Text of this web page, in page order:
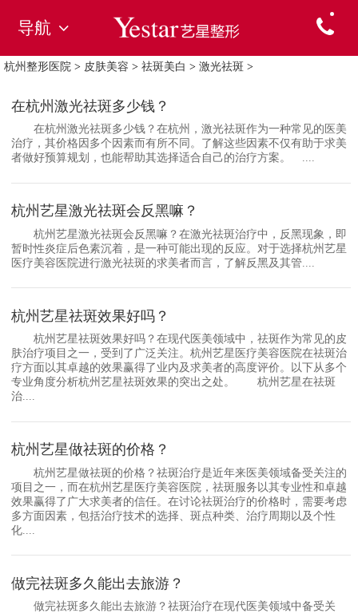
导航
杭州整形医院 > 皮肤美容 > 祛斑美白 > 激光祛斑 >
在杭州激光祛斑多少钱？
在杭州激光祛斑多少钱？在杭州，激光祛斑作为一种常见的医美
治疗，其价格因多个因素而有所不同。了解这些因素不仅有助于求美
者做好预算规划，也能帮助其选择适合自己的治疗方案。 ....
杭州艺星激光祛斑会反黑嘛？
杭州艺星激光祛斑会反黑嘛？在激光祛斑治疗中，反黑现象，即
暂时性炎症后色素沉着，是一种可能出现的反应。对于选择杭州艺星
医疗美容医院进行激光祛斑的求美者而言，了解反黑及其管....
杭州艺星祛斑效果好吗？
杭州艺星祛斑效果好吗？在现代医美领域中，祛斑作为常见的皮
肤治疗项目之一，受到了广泛关注。杭州艺星医疗美容医院在祛斑治
疗方面以其卓越的效果赢得了业内及求美者的高度评价。以下从多个
专业角度分析杭州艺星祛斑效果的突出之处。 杭州艺星在祛斑
治....
杭州艺星做祛斑的价格？
杭州艺星做祛斑的价格？祛斑治疗是近年来医美领域备受关注的
项目之一，而在杭州艺星医疗美容医院，祛斑服务以其专业性和卓越
效果赢得了广大求美者的信任。在讨论祛斑治疗的价格时，需要考虑
多方面因素，包括治疗技术的选择、斑点种类、治疗周期以及个性
化....
做完祛斑多久能出去旅游？
做完祛斑多久能出去旅游？祛斑治疗在现代医美领域中备受关